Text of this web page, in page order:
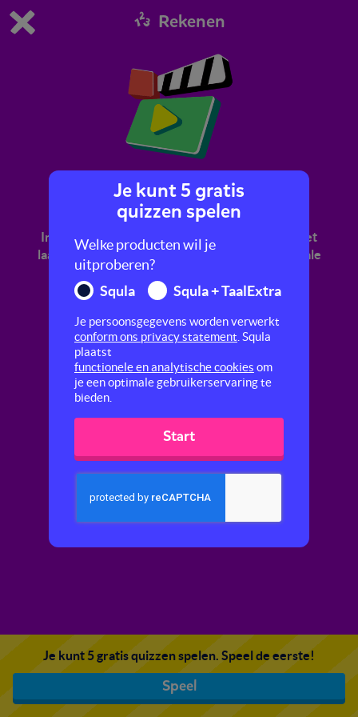
Dit is de gratis demo van Squla.
Bestel nu
0 1
Rekenen
Digitale klok: minuten en etmaal
In dit filmpje oefen je met digitaal klokkijken. Het
laat je zien hoe je uren en minuten van een digitale
klok kunt aflezen.
Je kunt 5 gratis quizzen spelen. Speel de eerste!
Speel
Je kunt 5 gratis
quizzen spelen
Welke producten wil je
uitproberen?
Squla
Squla + TaalExtra
Je persoonsgegevens worden verwerkt
conform ons privacy statement . Squla
plaatst
functionele en analytische cookies om
je een optimale gebruikerservaring te
bieden.
Start